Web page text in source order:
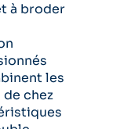
à broder
les
chez